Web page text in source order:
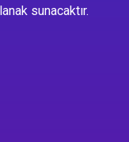
sunacaktır.